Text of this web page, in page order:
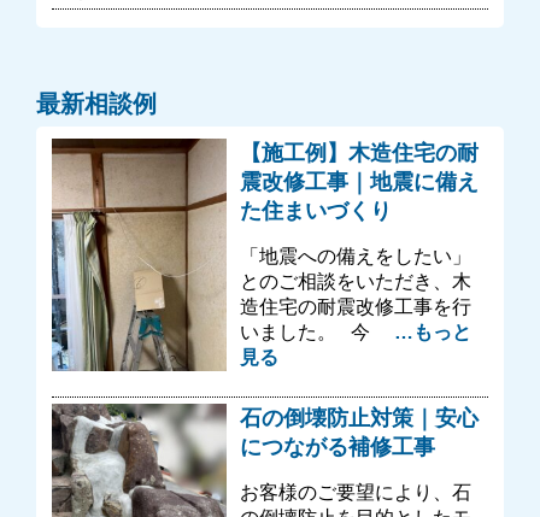
最新相談例
【施工例】木造住宅の耐
震改修工事｜地震に備え
た住まいづくり
「地震への備えをしたい」
とのご相談をいただき、木
造住宅の耐震改修工事を行
いました。 今
…もっと
見る
石の倒壊防止対策｜安心
につながる補修工事
お客様のご要望により、石